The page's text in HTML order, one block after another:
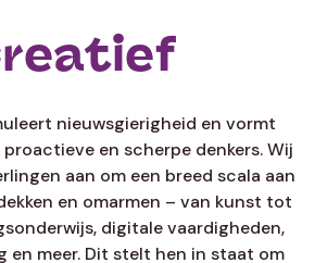
nieuwsgierigheid en vormt
en scherpe denkers. Wij
aan om een breed scala aan
en omarmen – van kunst tot
digitale vaardigheden,
en meer. Dit stelt hen in staat om